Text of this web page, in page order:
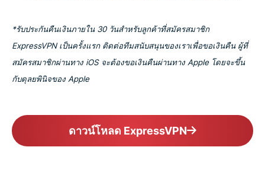
*รับประกันคืนเงินภายใน 30 วันสำหรับลูกค้าที่สมัครสมาชิก
ExpressVPN เป็นครั้งแรก ติดต่อทีมสนับสนุนของเราเพื่อขอเงินคืน ผู้ที่
สมัครสมาชิกผ่านทาง iOS จะต้องขอเงินคืนผ่านทาง Apple โดยจะขึ้น
กับดุลยพินิจของ Apple
ดาวน์โหลด ExpressVPN